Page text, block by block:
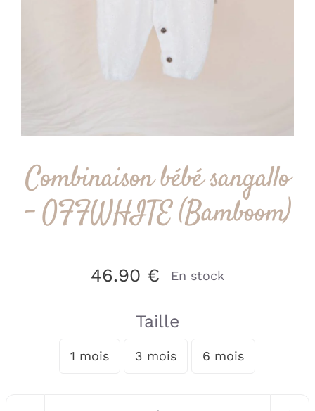
Combinaison bébé sangallo
– OFFWHITE (Bamboom)
46.90 € En stock
Taille
1 mois 3 mois 6 mois